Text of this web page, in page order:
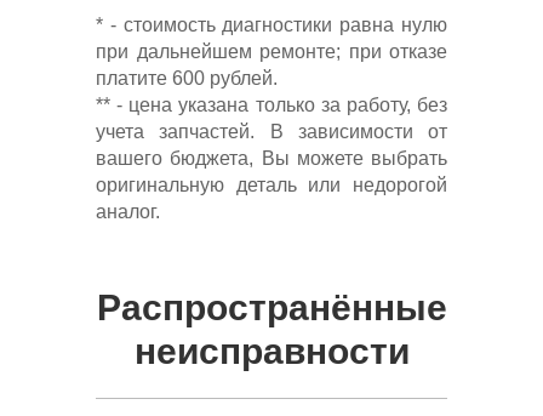
* - стоимость диагностики равна нулю
при дальнейшем ремонте; при отказе
платите 600 рублей.
** - цена указана только за работу, без
учета запчастей. В зависимости от
вашего бюджета, Вы можете выбрать
оригинальную деталь или недорогой
аналог.
Распространённые
неисправности